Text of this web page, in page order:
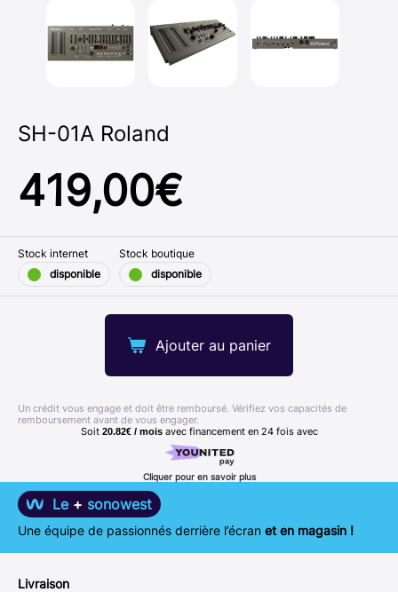
SH-01A Roland
419,00€
Ajouter au panier
Soit 20.82€ / mois avec financement en 24 fois avec
Cliquer pour en savoir plus
Un crédit vous engage et doit être remboursé. Vérifiez vos capacités de
remboursement avant de vous engager.
Stock internet
disponible
Stock boutique
disponible
Le + sonowest
Une équipe de passionnés derrière l’écran et en magasin !
Livraison